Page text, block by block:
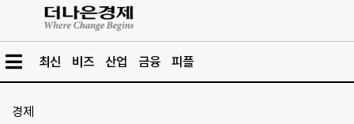
최신 비즈 산업 금융 피플
경제